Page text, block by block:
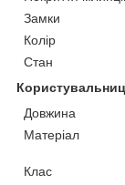
Замки
Колір
Стан
Довжина
Матеріал
Клас